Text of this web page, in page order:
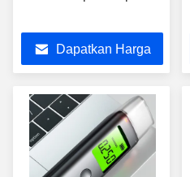
Dapatkan Harga